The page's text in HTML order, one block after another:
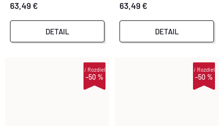
63,49 €
DETAIL
63,49 €
DETAIL
–50 %
iRozdiel
–50 %
iRozdiel